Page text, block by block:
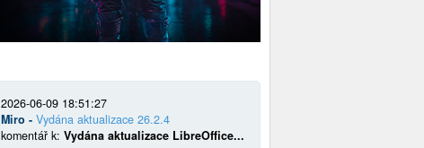
2026-06-09 18:51:27
Miro - Vydána aktualizace 26.2.4
komentář k: Vydána aktualizace LibreOffice...